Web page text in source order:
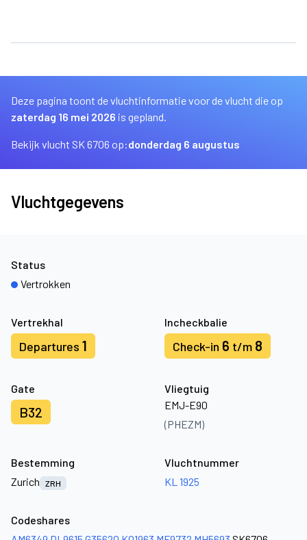
Deze pagina toont de vluchtinformatie voor de vlucht die op
zaterdag 16 mei 2026 is gepland.
Bekijk vlucht SK 6706 op:donderdag 6 augustus
Vluchtgegevens
Vertrekhal
Departures 1
Incheckbalie
Check-in 6 t/m 8
Gate
B32
Vliegtuig
EMJ-E90
(PHEZM)
Status
Vertrokken
Bestemming
Zurich
ZRH
Vluchtnummer
KL 1925
Codeshares